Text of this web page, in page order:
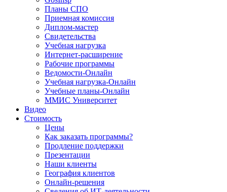
Планы СПО
Приемная комиссия
Диплом-мастер
Свидетельства
Учебная нагрузка
Интернет-расширение
Рабочие программы
Ведомости-Онлайн
Учебная нагрузка-Онлайн
Учебные планы-Онлайн
ММИС Университет
Видео
Стоимость
Цены
Как заказать программы?
Продление поддержки
Презентации
Наши клиенты
География клиентов
Онлайн-решения